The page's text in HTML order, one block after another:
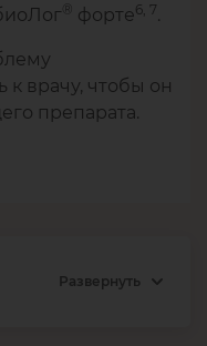
® форте6, 7.
к врачу, чтобы он
препарата.
Развернуть